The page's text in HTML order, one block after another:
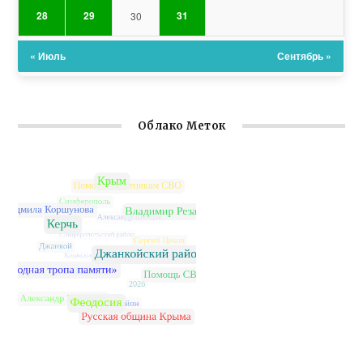
28 29 30 31
« Июль Сентябрь »
Облако Меток